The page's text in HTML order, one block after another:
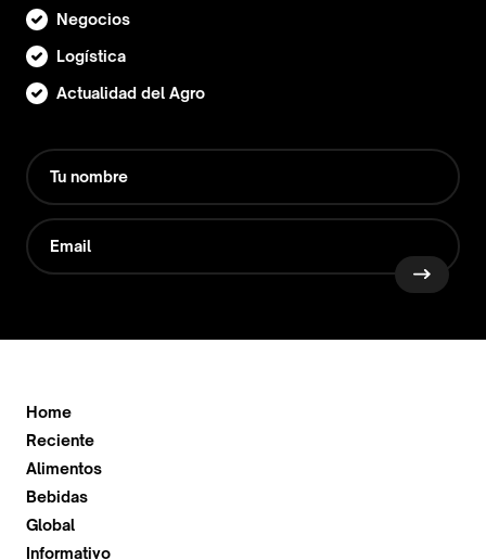
Negocios
Logística
Actualidad del Agro
Home
Reciente
Alimentos
Bebidas
Global
Informativo